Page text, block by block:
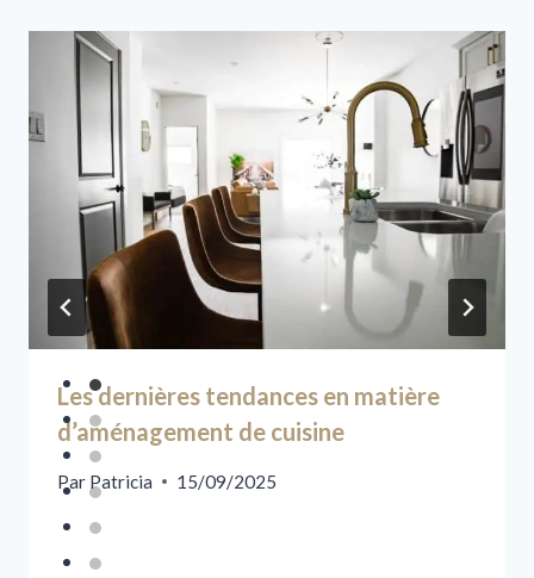
Les dernières tendances en matière
d’aménagement de cuisine
Par Patricia 15/09/2025